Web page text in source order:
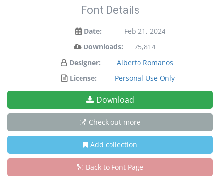
Font Details
Date:
Feb 21, 2024
Downloads:
75,814
Designer:
Alberto Romanos
License:
Personal Use Only
Download
Check out more
Add collection
Back to Font Page